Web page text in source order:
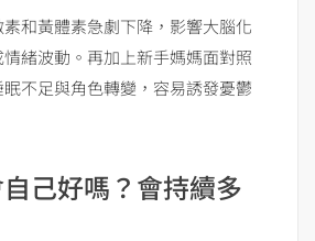
和黃體素急劇下降，影響大腦化
緒波動。再加上新手媽媽面對照
不足與角色轉變，容易誘發憂鬱
己好嗎？會持續多